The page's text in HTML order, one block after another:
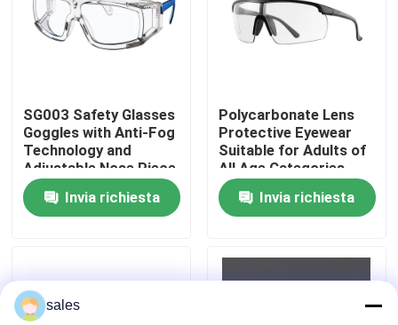
Contattici
casi
Richieda una citazione
Occhiali di protezione degli occhiali di protezione
SG003 Safety Glasses
Goggles with Anti-Fog
Technology and
Adjustable Nose Piece
Invia richiesta
Polycarbonate Lens
Protective Eyewear
Suitable for Adults of
All Age Categories
Invia richiesta
sales